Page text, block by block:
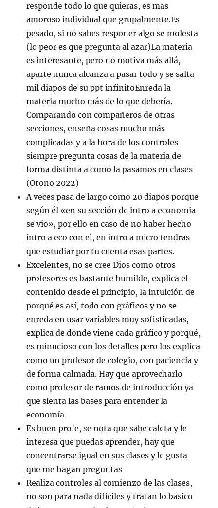
responde todo lo que quieras, es mas
amoroso individual que grupalmente.Es
pesado, si no sabes responer algo se molesta
(lo peor es que pregunta al azar)La materia
es interesante, pero no motiva más allá,
aparte nunca alcanza a pasar todo y se salta
mil diapos de su ppt infinitoEnreda la
materia mucho más de lo que debería.
Comparando con compañeros de otras
secciones, enseña cosas mucho más
complicadas y a la hora de los controles
siempre pregunta cosas de la materia de
forma distinta a como la pasamos en clases
(Otono 2022)
A veces pasa de largo como 20 diapos porque
según él «en su sección de intro a economia
se vio», por ello en caso de no haber hecho
intro a eco con el, en intro a micro tendras
que estudiar por tu cuenta esas partes.
Excelentes, no se cree Dios como otros
profesores es bastante humilde, explica el
contenido desde el principio, la intuición de
porqué es así, todo con gráficos y no se
enreda en usar variables muy sofisticadas,
explica de donde viene cada gráfico y porqué,
es minucioso con los detalles pero los explica
como un profesor de colegio, con paciencia y
de forma calmada. Hay que aprovecharlo
como profesor de ramos de introducción ya
que sienta las bases para entender la
economía.
Es buen profe, se nota que sabe caleta y le
interesa que puedas aprender, hay que
concentrarse igual en sus clases y le gusta
que me hagan preguntas
Realiza controles al comienzo de las clases,
no son para nada dificiles y tratan lo basico